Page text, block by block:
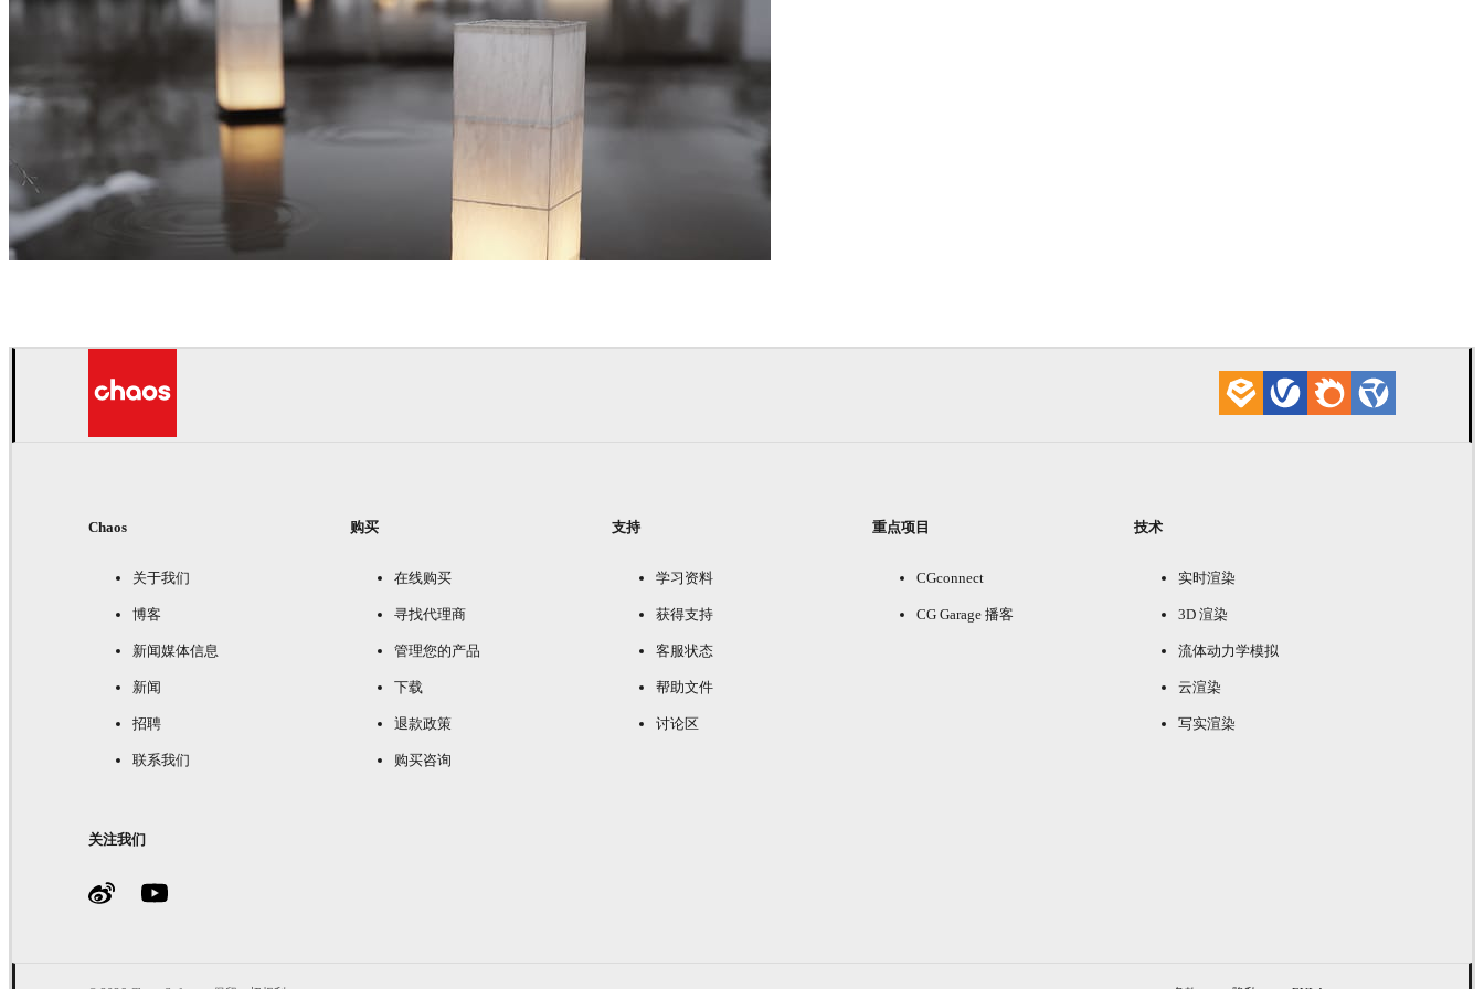
Chaos
关于我们
博客
新闻媒体信息
新闻
招聘
联系我们
购买
在线购买
寻找代理商
管理您的产品
下载
退款政策
购买咨询
支持
学习资料
获得支持
客服状态
帮助文件
讨论区
重点项目
CGconnect
CG Garage 播客
技术
实时渲染
3D 渲染
流体动力学模拟
云渲染
写实渲染
关注我们